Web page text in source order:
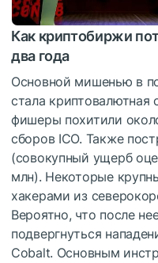
Как криптобиржи
два года
Основной мишенью в
стала криптовалютная
фишеры похитили
сборов ICO. Также
(совокупный ущерб
млн). Некоторые
хакерами из
Вероятно, что после
подвергнуться
Cobalt. Основным